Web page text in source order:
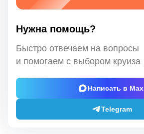
Нужна помощь?
Быстро отвечаем на вопросы
и помогаем с выбором круиза
Написать в Max
Telegram